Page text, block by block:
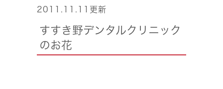
2011.11.11更新
すすき野デンタルクリニック
のお花